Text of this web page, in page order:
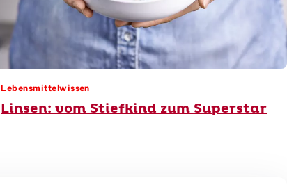
Lebensmittelwissen
Linsen: vom Stiefkind zum Superstar